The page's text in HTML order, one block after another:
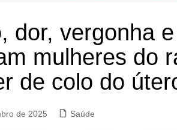
dor, vergonha
mulheres do
de colo do
de 2025 Saúde